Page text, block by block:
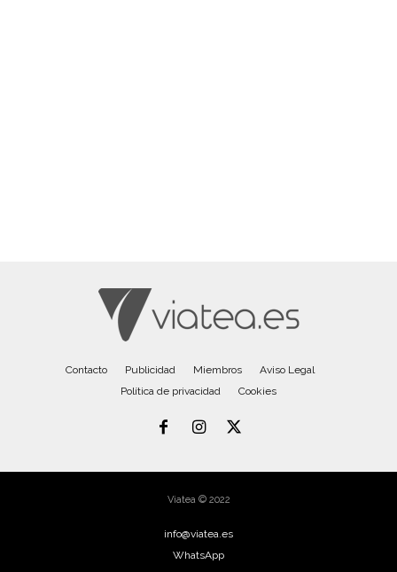
Contacto Publicidad Miembros
Aviso Legal
Política de privacidad
Cookies
Viatea © 2022
info@viatea.es
WhatsApp